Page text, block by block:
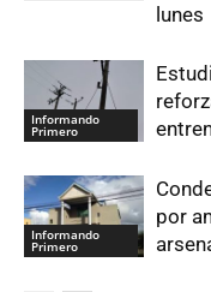
lunes
Informando
Primero
Informando
Primero
por